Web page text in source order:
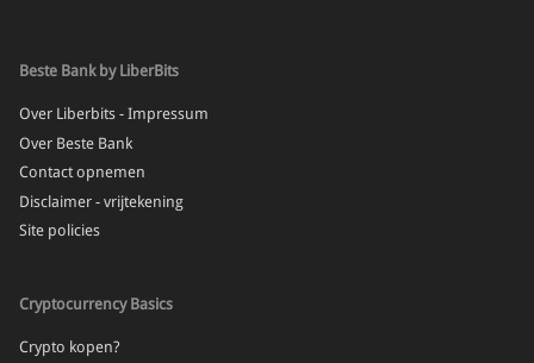
Beste Bank by LiberBits
Over Liberbits - Impressum
Over Beste Bank
Contact opnemen
Disclaimer - vrijtekening
Site policies
Cryptocurrency Basics
Crypto kopen?